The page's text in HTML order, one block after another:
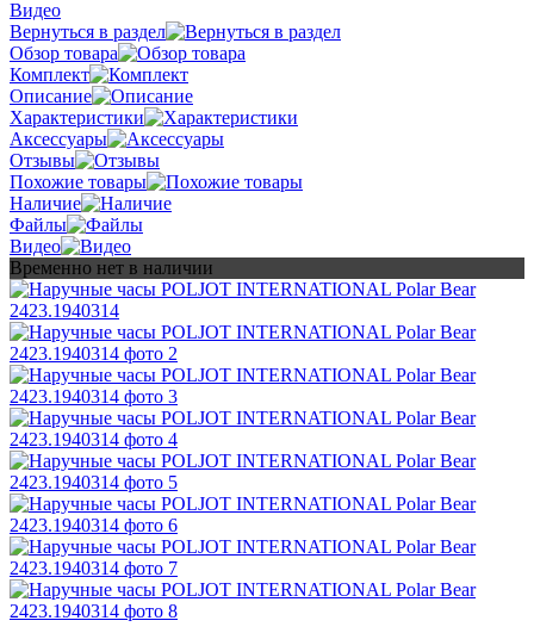
Видео
Вернуться в раздел
Обзор товара
Комплект
Описание
Характеристики
Аксессуары
Отзывы
Похожие товары
Наличие
Файлы
Видео
Временно нет в наличии